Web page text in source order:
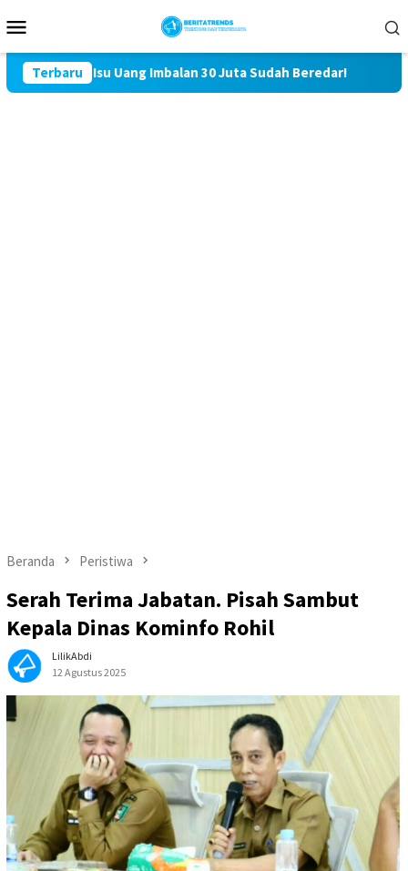
ke
Mobile
Terbaru
Uang Imbalan 30 Juta Sudah Beredar! Kasus Saling
Beranda Peristiwa
Serah Terima Jabatan. Pisah Sambut
Kepala Dinas Kominfo Rohil
LilikAbdi
12 Agustus 2025